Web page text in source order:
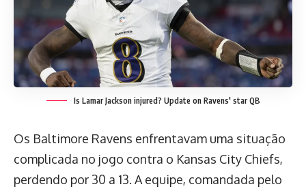
Is Lamar Jackson injured? Update on Ravens' star QB
Os Baltimore Ravens enfrentavam uma situação
complicada no jogo contra o Kansas City Chiefs,
perdendo por 30 a 13. A equipe, comandada pelo